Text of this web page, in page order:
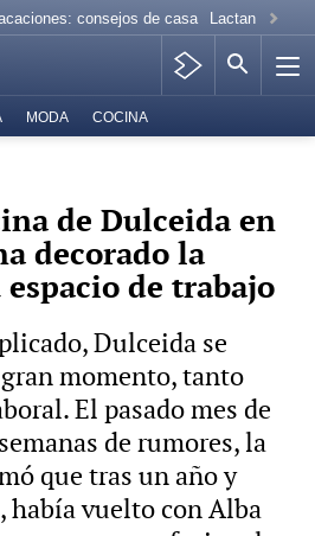
consejos de casa Lactancia
MODA COCINA
de Dulceida en
decorado la
de trabajo
Dulceida se
momento, tanto
El pasado mes de
de rumores, la
que tras un año y
había vuelto con Alba